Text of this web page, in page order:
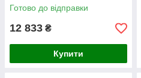
Готово до відправки
12 833 ₴
Купити